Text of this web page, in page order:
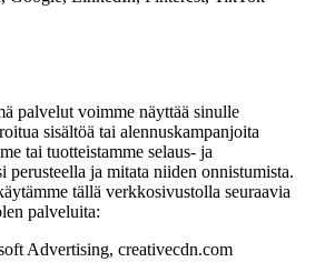
palvelut voimme näyttää sinulle
sisältöä tai alennuskampanjoita
tai tuotteistamme selaus- ja
perusteella ja mitata niiden onnistumista.
tällä verkkosivustolla seuraavia
palveluita:
Advertising, creativecdn.com